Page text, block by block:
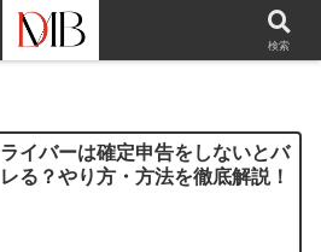
ライバーは確定申告をしないとバ
レる？やり方・方法を徹底解説！
検索